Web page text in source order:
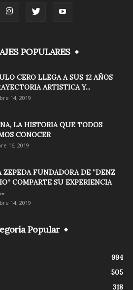
POPULARES
CERO LLEGA A SUS 12 AÑOS
ARTISTICA Y...
14, 2019
LA HISTORIA QUE TODOS
CONOCER
16, 2019
ZEPEDA FUNDADORA DE “DENZ
COMPARTE SU EXPERIENCIA
14, 2019
Popular
994
505
318